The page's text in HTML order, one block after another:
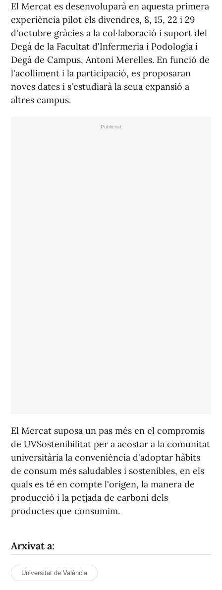
El Mercat es desenvoluparà en aquesta primera
experiència pilot els divendres, 8, 15, 22 i 29
d'octubre gràcies a la col·laboració i suport del
Degà de la Facultat d'Infermeria i Podologia i
Degà de Campus, Antoni Merelles. En funció de
l'acolliment i la participació, es proposaran
noves dates i s'estudiarà la seua expansió a
altres campus.
El Mercat suposa un pas més en el compromís
de UVSostenibilitat per a acostar a la comunitat
universitària la conveniència d'adoptar hàbits
de consum més saludables i sostenibles, en els
quals es té en compte l'origen, la manera de
producció i la petjada de carboni dels
productes que consumim.
Arxivat a:
Universitat de València